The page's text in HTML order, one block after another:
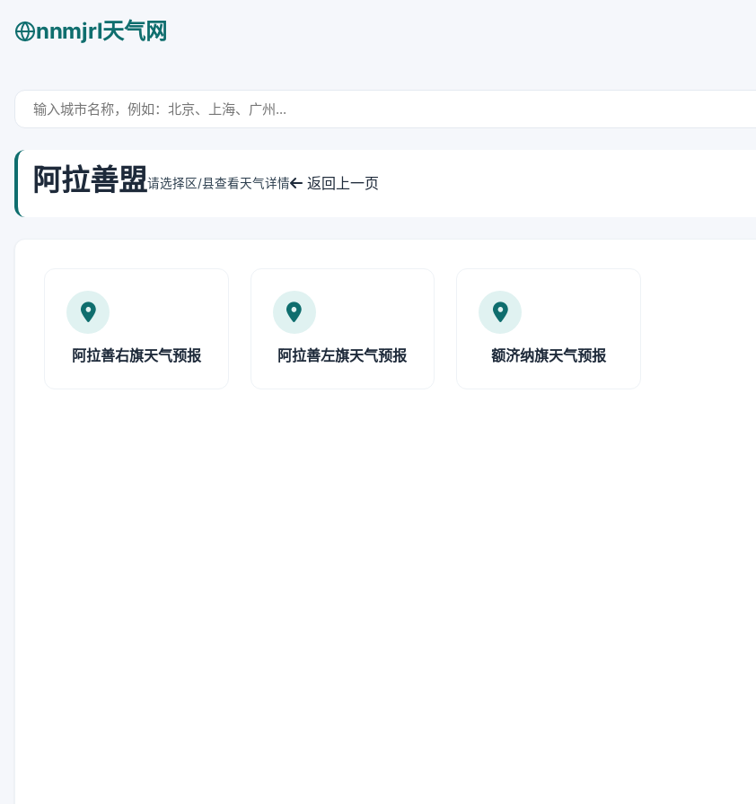
nnmjrl天气网
阿拉善盟请选择区/县查看天气详情 返回上一页
阿拉善右旗天气预报 阿拉善左旗天气预报 额济纳旗天气预报